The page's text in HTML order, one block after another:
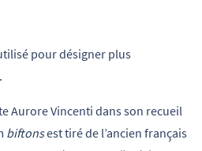
pour désigner plus
Aurore Vincenti dans son recueil
biftonsest tiré de l’ancien français